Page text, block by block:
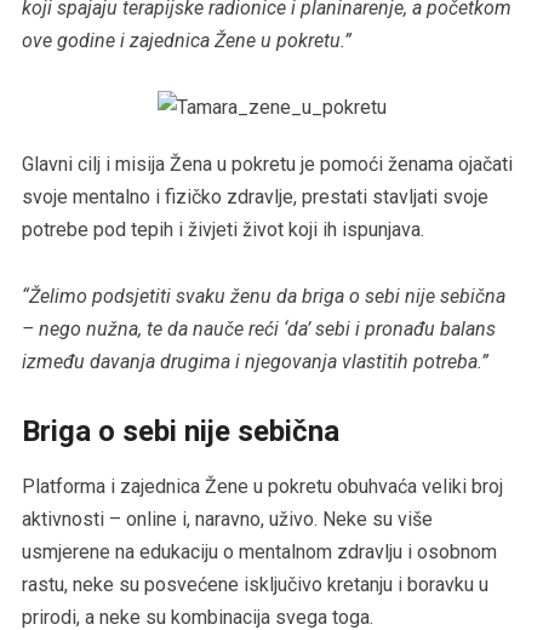
koji spajaju terapijske radionice i planinarenje, a početkom
ove godine i zajednica Žene u pokretu.”
Glavni cilj i misija Žena u pokretu je pomoći ženama ojačati
svoje mentalno i fizičko zdravlje, prestati stavljati svoje
potrebe pod tepih i živjeti život koji ih ispunjava.
“Želimo podsjetiti svaku ženu da briga o sebi nije sebična
– nego nužna, te da nauče reći ‘da’ sebi i pronađu balans
između davanja drugima i njegovanja vlastitih potreba.”
Briga o sebi nije sebična
Platforma i zajednica Žene u pokretu obuhvaća veliki broj
aktivnosti – online i, naravno, uživo. Neke su više
usmjerene na edukaciju o mentalnom zdravlju i osobnom
rastu, neke su posvećene isključivo kretanju i boravku u
prirodi, a neke su kombinacija svega toga.